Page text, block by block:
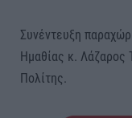
Συνέντευξη
Ημαθίας κ. Λάζαρος
Πολίτης.